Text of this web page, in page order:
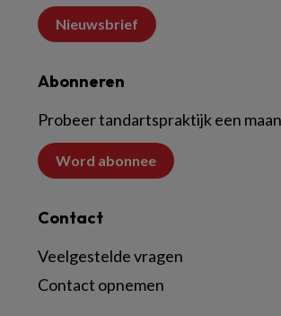
Nieuwsbrief
Abonneren
Probeer tandartspraktijk een
Word abonnee
Contact
Veelgestelde vragen
Contact opnemen